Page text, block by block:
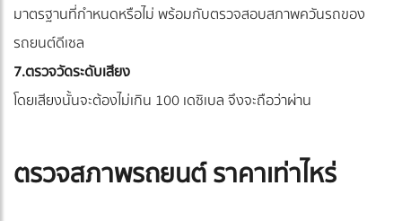
มาตรฐานที่กำหนดหรือไม่ พร้อมกับตรวจสอบสภาพควันรถของ
รถยนต์ดีเซล
7.ตรวจวัดระดับเสียง
โดยเสียงนั้นจะต้องไม่เกิน 100 เดซิเบล จึงจะถือว่าผ่าน
ตรวจสภาพรถยนต์ ราคาเท่าไหร่